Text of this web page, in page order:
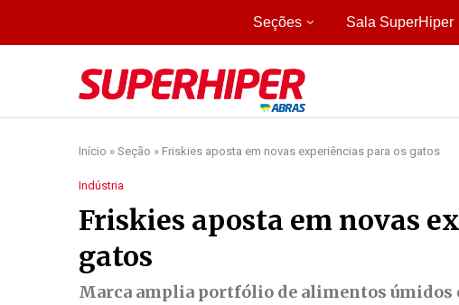
Seções Sala SuperHiper
Início » Seção » Friskies aposta em novas experiências para os gatos
Indústria
Friskies aposta em novas
gatos
Marca amplia portfólio de alimentos úmidos